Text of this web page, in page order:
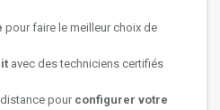
pour faire le meilleur choix de
avec des techniciens certifiés
pour configurer votre